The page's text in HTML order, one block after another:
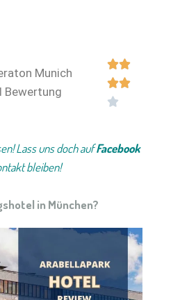
Munich
Bewertung



Lass uns doch aufFacebook
bleiben!
in München?